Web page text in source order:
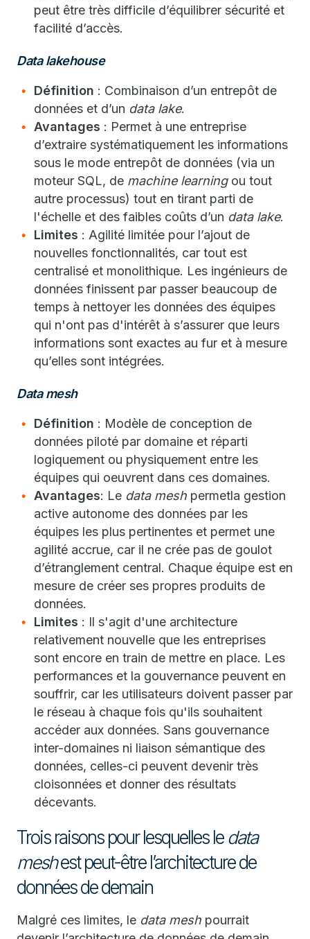
peut être très difficile d’équilibrer sécurité et
facilité d’accès.
Data lakehouse
Définition : Combinaison d’un entrepôt de
données et d’un data lake.
Avantages : Permet à une entreprise
d’extraire systématiquement les informations
sous le mode entrepôt de données (via un
moteur SQL, de machine learningou tout
autre processus) tout en tirant parti de
l'échelle et des faibles coûts d’un data lake.
Limites : Agilité limitée pour l’ajout de
nouvelles fonctionnalités, car tout est
centralisé et monolithique. Les ingénieurs de
données finissent par passer beaucoup de
temps à nettoyer les données des équipes
qui n'ont pas d'intérêt à s’assurer que leurs
informations sont exactes au fur et à mesure
qu’elles sont intégrées.
Data mesh
Définition : Modèle de conception de
données piloté par domaine et réparti
logiquement ou physiquement entre les
équipes qui oeuvrent dans ces domaines.
Avantages: Le data mesh permetla gestion
active autonome des données par les
équipes les plus pertinentes et permet une
agilité accrue, car il ne crée pas de goulot
d’étranglement central. Chaque équipe est en
mesure de créer ses propres produits de
données.
Limites : Il s'agit d'une architecture
relativement nouvelle que les entreprises
sont encore en train de mettre en place. Les
performances et la gouvernance peuvent en
souffrir, car les utilisateurs doivent passer par
le réseau à chaque fois qu'ils souhaitent
accéder aux données. Sans gouvernance
inter-domaines ni liaison sémantique des
données, celles-ci peuvent devenir très
cloisonnées et donner des résultats
décevants.
Trois raisons pour lesquelles ledata
meshest peut-être l’architecture de
données de demain
Malgré ces limites, le data mesh pourrait